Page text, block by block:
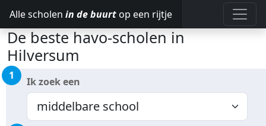
Alle scholen in de buurt op een rijtje
De beste havo-scholen in
Hilversum
1 Ik zoek een